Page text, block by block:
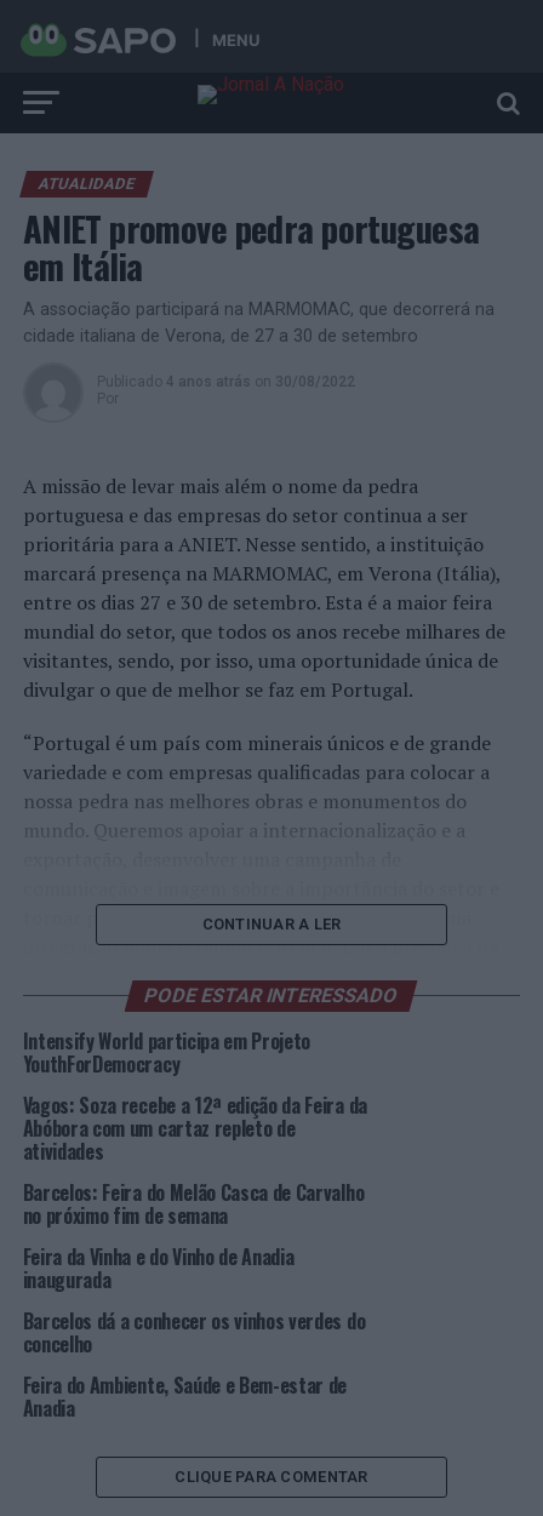
MENU
ATUALIDADE
ANIET promove pedra portuguesa
em Itália
A associação participará na MARMOMAC, que decorrerá na
cidade italiana de Verona, de 27 a 30 de setembro
Publicado 4 anos atrás on 30/08/2022
Por
A missão de levar mais além o nome da pedra
portuguesa e das empresas do setor continua a ser
prioritária para a ANIET. Nesse sentido, a instituição
marcará presença na MARMOMAC, em Verona (Itália),
entre os dias 27 e 30 de setembro. Esta é a maior feira
mundial do setor, que todos os anos recebe milhares de
visitantes, sendo, por isso, uma oportunidade única de
divulgar o que de melhor se faz em Portugal.
“Portugal é um país com minerais únicos e de grande
variedade e com empresas qualificadas para colocar a
nossa pedra nas melhores obras e monumentos do
mundo. Queremos apoiar a internacionalização e a
tornar possível, a todos os nossos associados, a sua
integração numa economia circular. Daí a presença na
MARMOMAC, pois entendemos que é uma excelente
oportunidade de mostrar o nosso produto e
proporcionar networkingàs nossas empresas”, refere
Jorge Mira Amaral.
No âmbito do projeto “ Portuguese Stone The Natural
Path”, enquadrado num SIAC (Sistema de Incentivo a
Compete2020, a ANIET marcará presença no conhecido
certame com umstandpróprio no
onde irá divulgar este projeto. O principal objetivo é dar
a conhecer o potencial da pedra portuguesa a arquitetos
e designers internacionais.
De referir que a MARMOMAC é dedicada a toda a cadeia
produtiva da pedra, da extração ao produto final, das
numa das principais regiões italianas de extração e
transformação de pedra natural, a feira é atualmente o
CONTINUAR A LER
PODE ESTAR INTERESSADO
Intensify World participa em Projeto
YouthForDemocracy
Vagos: Soza recebe a 12ª edição da Feira da
Abóbora com um cartaz repleto de
atividades
Barcelos: Feira do Melão Casca de Carvalho
no próximo fim de semana
Feira da Vinha e do Vinho de Anadia
inaugurada
Barcelos dá a conhecer os vinhos verdes do
concelho
Feira do Ambiente, Saúde e Bem-estar de
Anadia
CLIQUE PARA COMENTAR